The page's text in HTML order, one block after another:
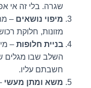
שגרה. בלי זה אי
מיפוי נושאים –
מזונות, חלוקת
בניית חלופות –
השלב שבו מגלים
חשבתם עליו.
משא ומתן מעשי